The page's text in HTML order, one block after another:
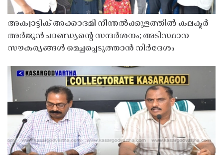
അക്വാട്ടിക് അക്കാദമി നീന്തൽക്കുളത്തിൽ കലക്ടർ
അർജുൻ പാണ്ഡ്യൻ്റെ സന്ദർശനം; അടിസ്ഥാന
സൗകര്യങ്ങൾ മെച്ചപ്പെടുത്താൻ നിർദേശം